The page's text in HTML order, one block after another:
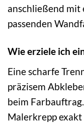
anschließend mit
passenden
Wie erziele ich
Eine scharfe
präzisem
beim
Malerkrepp